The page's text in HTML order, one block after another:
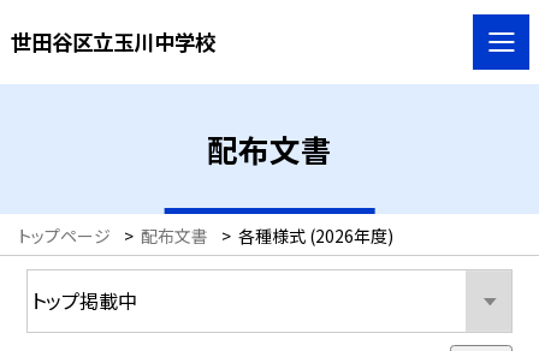
世田谷区立玉川中学校
配布文書
トップページ > 配布文書 > 各種様式 (2026年度)